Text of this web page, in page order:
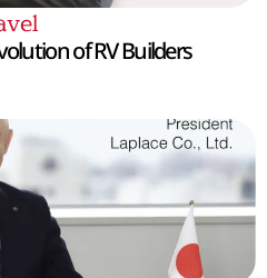
of RV Builders